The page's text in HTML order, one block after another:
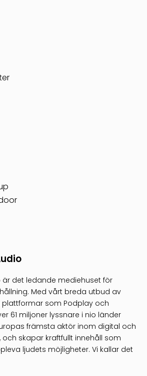
är det ledande mediehuset för
Med vårt breda utbud av
som Podplay och
61 miljoner lyssnare i nio länder
främsta aktör inom digital och
skapar kraftfullt innehåll som
ljudets möjligheter. Vi kallar det